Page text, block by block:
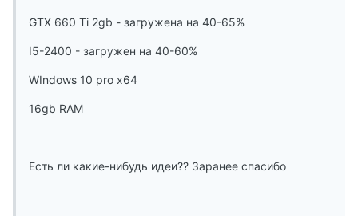
GTX 660 Ti 2gb - загружена на 40-65%
I5-2400 - загружен на 40-60%
WIndows 10 pro x64
16gb RAM
Есть ли какие-нибудь идеи?? Заранее спасибо